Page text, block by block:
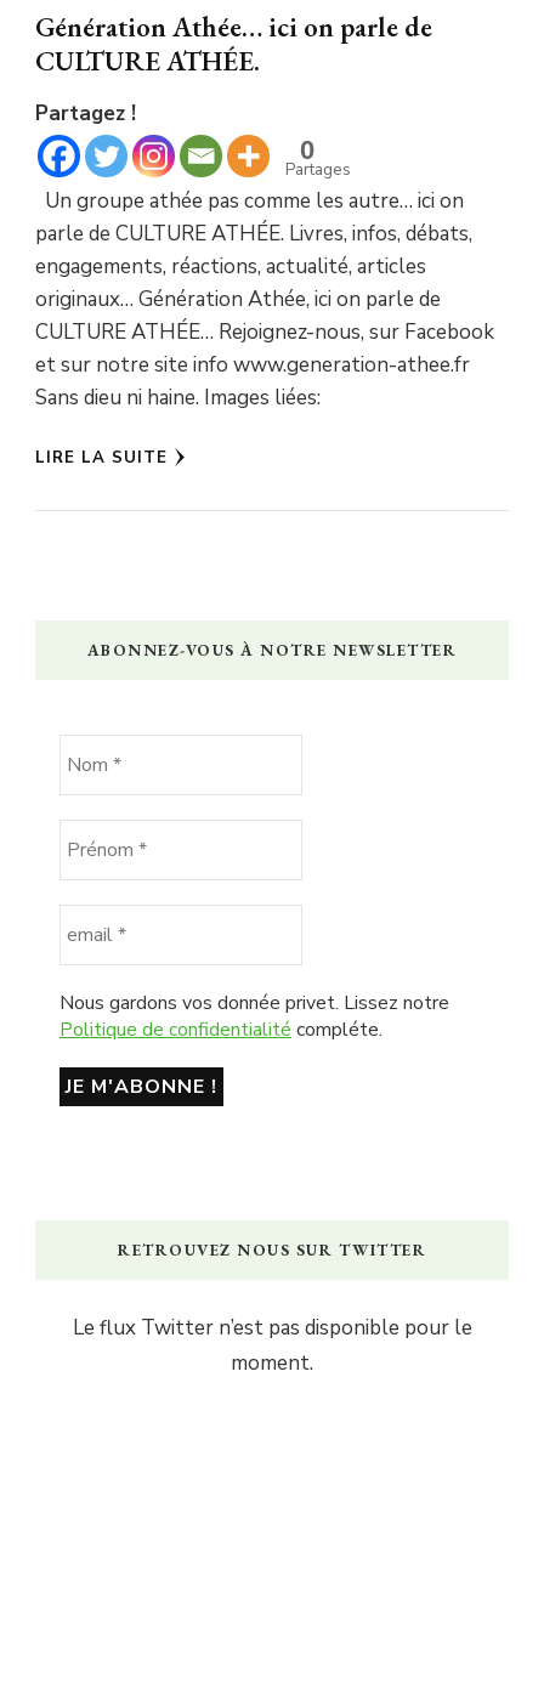
Génération Athée… ici on parle de
CULTURE ATHÉE.
Partagez !
0
Partages
Un groupe athée pas comme les autre… ici on
parle de CULTURE ATHÉE. Livres, infos, débats,
engagements, réactions, actualité, articles
originaux… Génération Athée, ici on parle de
CULTURE ATHÉE… Rejoignez-nous, sur Facebook
et sur notre site info www.generation-athee.fr
Sans dieu ni haine. Images liées:
LIRE LA SUITE
ABONNEZ-VOUS À NOTRE NEWSLETTER
Nous gardons vos donnée privet. Lissez notre
Politique de confidentialité compléte.
RETROUVEZ NOUS SUR TWITTER
Le flux Twitter n’est pas disponible pour le
moment.